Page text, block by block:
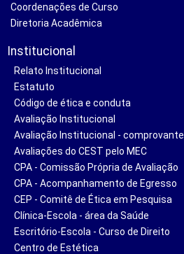
Coordenações de Curso
Diretoria Acadêmica
Institucional
Relato Institucional
Estatuto
Código de ética e conduta
Avaliação Institucional
Avaliação Institucional - comprovante
Avaliações do CEST pelo MEC
CPA - Comissão Própria de Avaliação
CPA - Acompanhamento de Egresso
CEP - Comitê de Ética em Pesquisa
Clínica-Escola - área da Saúde
Escritório-Escola - Curso de Direito
Centro de Estética